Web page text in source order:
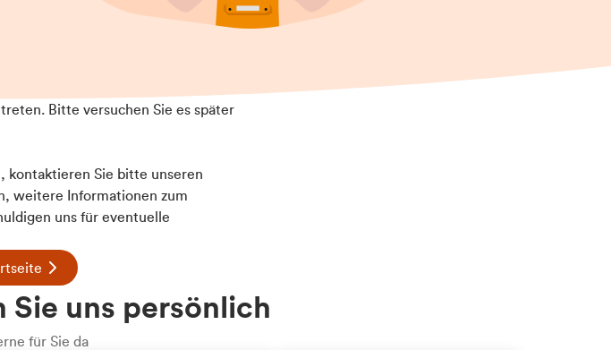
Bitte versuchen Sie es später
kontaktieren Sie bitte unseren
weitere Informationen zum
uns für eventuelle
uns persönlich
für Sie da